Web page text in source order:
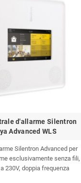
d'allarme Silentron
Advanced WLS
Silentron Advanced per
esclusivamente senza fili,
230V, doppia frequenza